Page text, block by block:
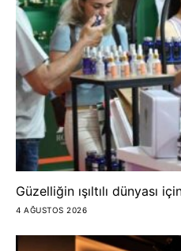
Güzelliğin ışıltılı dünyası
4 AĞUSTOS 2026